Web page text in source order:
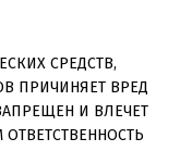
СРЕДСТВ,
ПРИЧИНЯЕТ ВРЕД
И ВЛЕЧЕТ